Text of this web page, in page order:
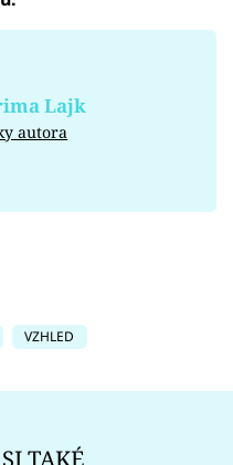
Lajk
autora
VZHLED
TAKÉ